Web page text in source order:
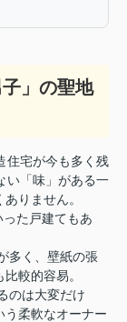
」の聖地
住宅が今も多く残
い「味」がある一
りません。
た戸建てもあ
多く、壁紙の張
較的容易。
のは大変だけ
柔軟なオーナー